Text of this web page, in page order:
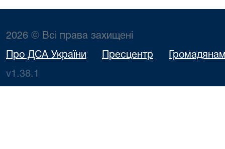
2026 © Всі права захищені
Про ДСА України Пресцентр
v1.38.1